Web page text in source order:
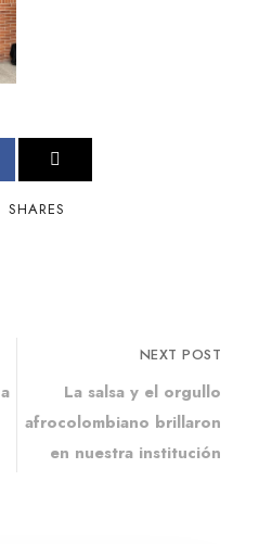
SHARES
NEXT POST
La salsa y el orgullo
afrocolombiano brillaron
en nuestra institución